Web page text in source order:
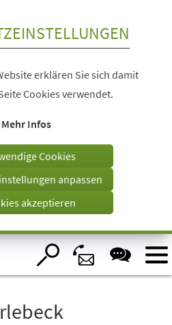
erklären Sie sich damit
Cookies verwendet.
Mehr Infos
Cookies
anpassen
akzeptieren